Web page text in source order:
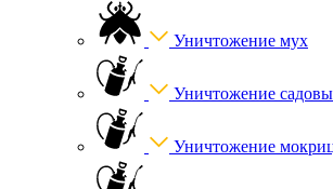
Уничтожение мух
Уничтожение
Уничтожение